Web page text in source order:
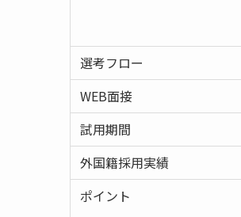
選考フロー
WEB面接
試用期間
外国籍採用実績
ポイント